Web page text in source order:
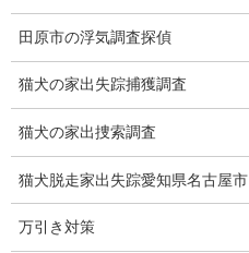
探偵コラム
探偵日記
夫婦の信頼関係
お知らせ
いじめ相談
田原市の浮気調査探偵
猫犬の家出失踪捕獲調査
猫犬の家出捜索調査
猫犬脱走家出失踪愛知県名古屋市
万引き対策